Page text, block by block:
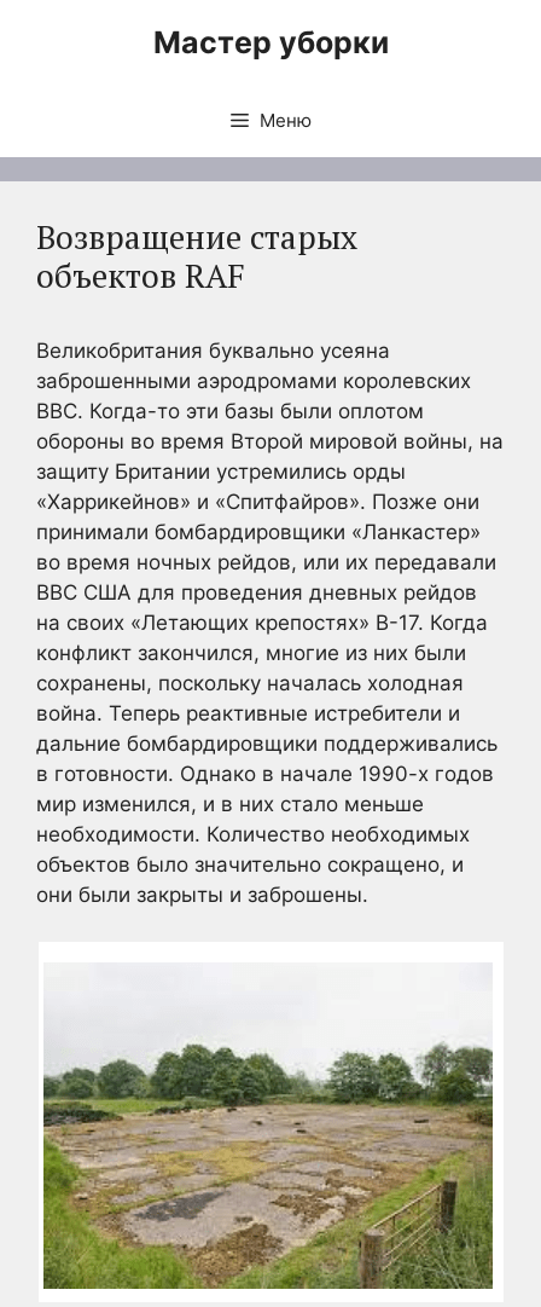
Мастер уборки
Меню
Возвращение старых
объектов RAF
Великобритания буквально усеяна
заброшенными аэродромами королевских
ВВС. Когда-то эти базы были оплотом
обороны во время Второй мировой войны, на
защиту Британии устремились орды
«Харрикейнов» и «Спитфайров». Позже они
принимали бомбардировщики «Ланкастер»
во время ночных рейдов, или их передавали
ВВС США для проведения дневных рейдов
на своих «Летающих крепостях» B-17. Когда
конфликт закончился, многие из них были
сохранены, поскольку началась холодная
война. Теперь реактивные истребители и
дальние бомбардировщики поддерживались
в готовности. Однако в начале 1990-х годов
мир изменился, и в них стало меньше
необходимости. Количество необходимых
объектов было значительно сокращено, и
они были закрыты и заброшены.